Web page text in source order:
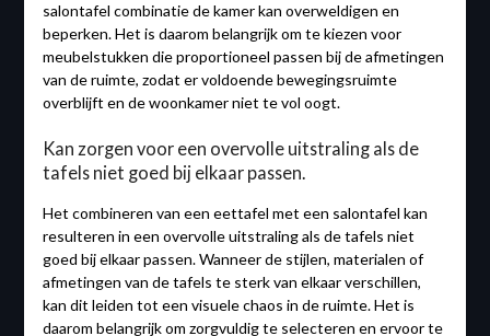
salontafel combinatie de kamer kan overweldigen en
beperken. Het is daarom belangrijk om te kiezen voor
meubelstukken die proportioneel passen bij de afmetingen
van de ruimte, zodat er voldoende bewegingsruimte
overblijft en de woonkamer niet te vol oogt.
Kan zorgen voor een overvolle uitstraling als de
tafels niet goed bij elkaar passen.
Het combineren van een eettafel met een salontafel kan
resulteren in een overvolle uitstraling als de tafels niet
goed bij elkaar passen. Wanneer de stijlen, materialen of
afmetingen van de tafels te sterk van elkaar verschillen,
kan dit leiden tot een visuele chaos in de ruimte. Het is
daarom belangrijk om zorgvuldig te selecteren en ervoor te